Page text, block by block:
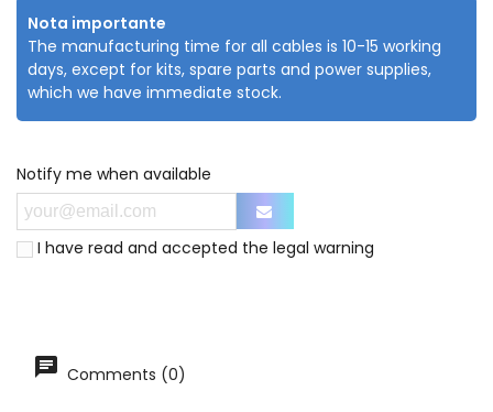
Nota importante
The manufacturing time for all cables is 10-15 working
days, except for kits, spare parts and power supplies,
which we have immediate stock.
Notify me when available
I have read and accepted the legal warning
Comments (0)